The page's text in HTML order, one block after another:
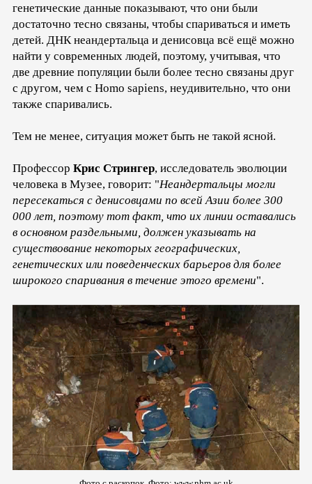
генетические данные показывают, что они были
достаточно тесно связаны, чтобы спариваться и иметь
детей. ДНК неандертальца и денисовца всё ещё можно
найти у современных людей, поэтому, учитывая, что
две древние популяции были более тесно связаны друг
с другом, чем с Homo sapiens, неудивительно, что они
также спаривались.
Тем не менее, ситуация может быть не такой ясной.
Профессор Крис Стрингер, исследователь эволюции
человека в Музее, говорит: "Неандертальцы могли
пересекаться с денисовцами по всей Азии более 300
000 лет, поэтому тот факт, что их линии оставались
в основном раздельными, должен указывать на
существование некоторых географических,
генетических или поведенческих барьеров для более
широкого спаривания в течение этого времени".